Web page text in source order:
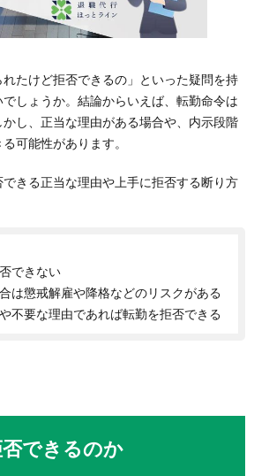
れたけど拒否できるの」といった疑問を持
しょうか。結論からいえば、転勤命令は
し、正当な理由がある場合や、内示段階
可能性があります。
きる正当な理由や上手に拒否する断り方
できない
は懲戒解雇や降格などのリスクがある
不要な理由であれば転勤を拒否できる
できるのか